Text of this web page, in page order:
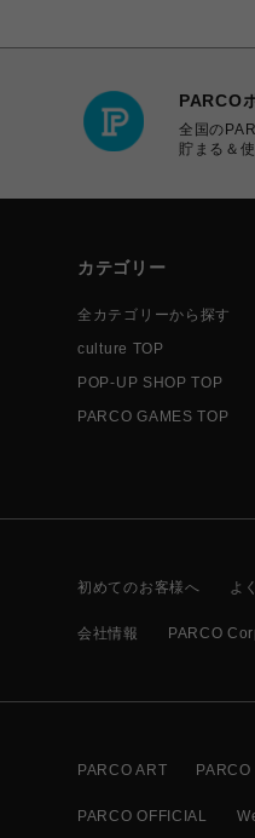
PARCO
全国の
貯まる＆
カテゴリー
全カテゴリーから探す
culture TOP
POP-UP SHOP TOP
PARCO GAMES TOP
初めてのお客様へ よ
会社情報 PARCO
PARCO ART PARCO
PARCO OFFICIAL